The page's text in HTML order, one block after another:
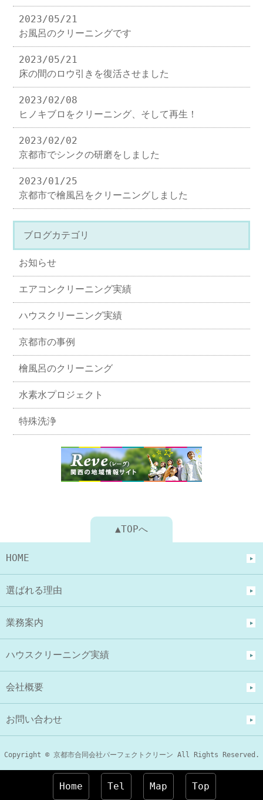
2023/05/21
お風呂のクリーニングです
2023/05/21
床の間のロウ引きを復活させました
2023/02/08
ヒノキブロをクリーニング、そして再生！
2023/02/02
京都市でシンクの研磨をしました
2023/01/25
京都市で檜風呂をクリーニングしました
ブログカテゴリ
お知らせ
エアコンクリーニング実績
ハウスクリーニング実績
京都市の事例
檜風呂のクリーニング
水素水プロジェクト
特殊洗浄
▲TOPへ
HOME
選ばれる理由
業務案内
ハウスクリーニング実績
会社概要
お問い合わせ
Copyright © 京都市合同会社パーフェクトクリーン All Rights Reserved.
Home Tel Map Top